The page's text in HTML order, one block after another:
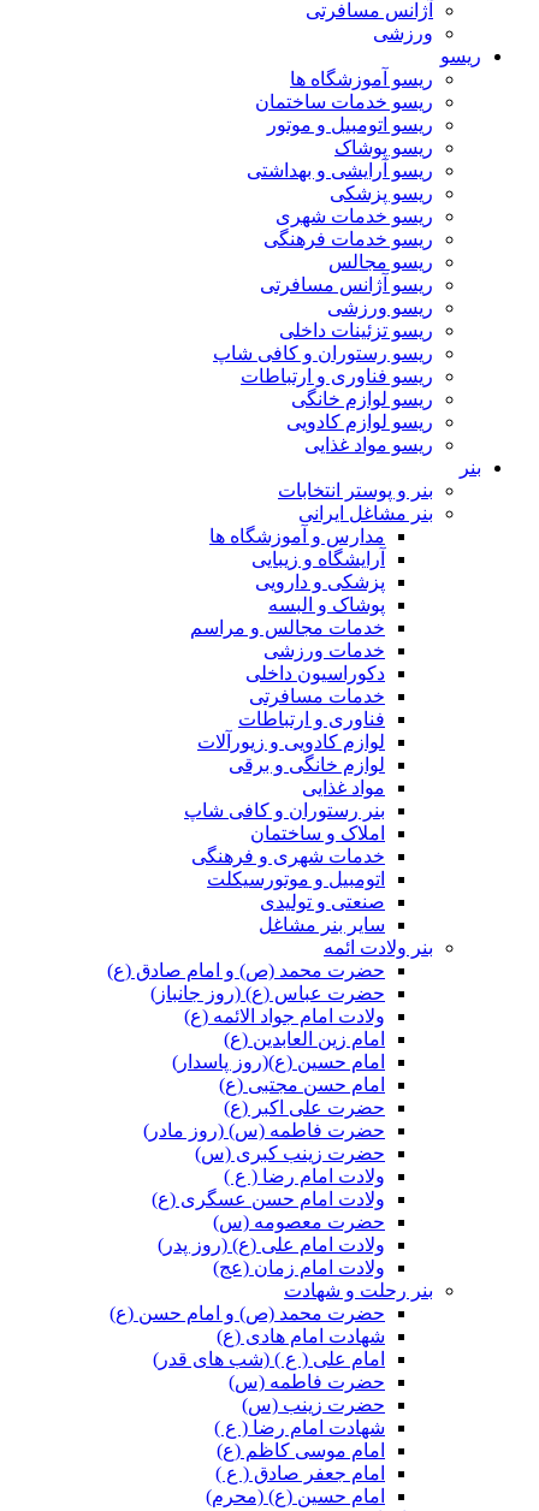
آژانس مسافرتی
ورزشی
ریسو
ریسو آموزشگاه ها
ریسو خدمات ساختمان
ریسو اتومبیل و موتور
ریسو پوشاک
ریسو آرایشی و بهداشتی
ریسو پزشکی
ریسو خدمات شهری
ریسو خدمات فرهنگی
ریسو مجالس
ریسو آژانس مسافرتی
ریسو ورزشی
ریسو تزئینات داخلی
ریسو رستوران و کافی شاپ
ریسو فناوری و ارتباطات
ریسو لوازم خانگی
ریسو لوازم کادویی
ریسو مواد غذایی
بنر
بنر و پوستر انتخابات
بنر مشاغل ایرانی
مدارس و آموزشگاه ها
آرایشگاه و زیبایی
پزشکی و دارویی
پوشاک و البسه
خدمات مجالس و مراسم
خدمات ورزشی
دکوراسیون داخلی
خدمات مسافرتی
فناوری و ارتباطات
لوازم کادویی و زیورآلات
لوازم خانگی و برقی
مواد غذایی
بنر رستوران و کافی شاپ
املاک و ساختمان
خدمات شهری و فرهنگی
اتومبیل و موتورسیکلت
صنعتی و تولیدی
سایر بنر مشاغل
بنر ولادت ائمه
حضرت محمد (ص) و امام صادق (ع)
حضرت عباس (ع) (روز جانباز)
ولادت امام جواد الائمه (ع)
امام زین العابدین (ع)
امام حسین (ع)(روز پاسدار)
امام حسن مجتبی (ع)
حضرت علی اکبر (ع)
حضرت فاطمه (س) (روز مادر)
حضرت زینب کبری (س)
ولادت امام رضا ( ع )
ولادت امام حسن عسگری (ع)
حضرت معصومه (س)
ولادت امام علی (ع) (روز پدر)
ولادت امام زمان (عج)
بنر رحلت و شهادت
حضرت محمد (ص) و امام حسن (ع)
شهادت امام هادی (ع)
امام علی ( ع ) (شب های قدر)
حضرت فاطمه (س)
حضرت زینب (س)
شهادت امام رضا ( ع )
امام موسی کاظم (ع)
امام جعفر صادق ( ع )
امام حسین (ع) (محرم)